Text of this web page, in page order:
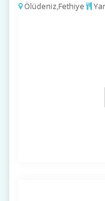
Ölüdeniz,Fethiye